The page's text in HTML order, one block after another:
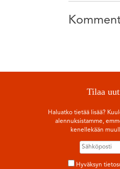
Tilaa
Haluatko tietää lisää?
alennuksistamme,
kenellekään
Hyväksyn